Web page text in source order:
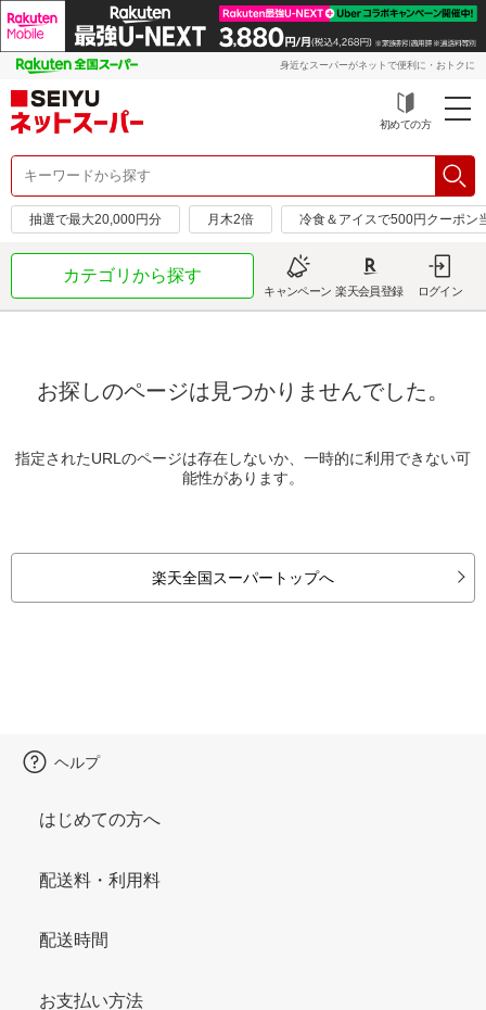
身近なスーパーがネットで便利に・おトクに
初めての方
抽選で最大20,000円分 月木2倍 冷食＆アイスで500円クーポン
カテゴリから探す
キャンペーン 楽天会員登録 ログイン
お探しのページは見つかりませんでした。
指定されたURLのページは存在しないか、一時的に利用できない可
能性があります。
楽天全国スーパートップへ
ヘルプ
はじめての方へ
配送料・利用料
配送時間
お支払い方法